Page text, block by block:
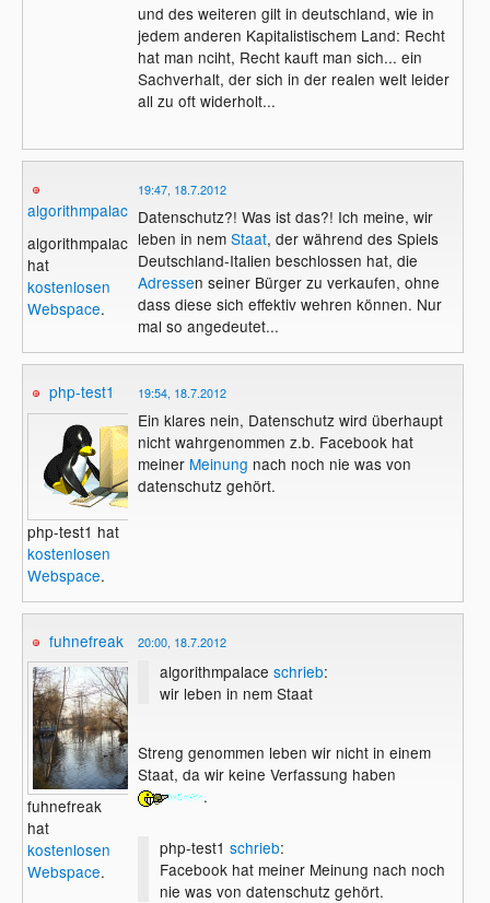
und des weiteren gilt in deutschland, wie in
jedem anderen Kapitalistischem Land: Recht
hat man nciht, Recht kauft man sich... ein
Sachverhalt, der sich in der realen welt leider
all zu oft widerholt...
algorithmpalace
algorithmpalace
hat
kostenlosen
Webspace.
19:47, 18.7.2012
Datenschutz?! Was ist das?! Ich meine, wir
leben in nem Staat, der während des Spiels
Deutschland-Italien beschlossen hat, die
Adressen seiner Bürger zu verkaufen, ohne
dass diese sich effektiv wehren können. Nur
mal so angedeutet...
php-test1
php-test1 hat
kostenlosen
Webspace.
19:54, 18.7.2012
Ein klares nein, Datenschutz wird überhaupt
nicht wahrgenommen z.b. Facebook hat
meiner Meinung nach noch nie was von
datenschutz gehört.
fuhnefreak
fuhnefreak
hat
kostenlosen
Webspace.
20:00, 18.7.2012
algorithmpalace schrieb:
wir leben in nem Staat
Streng genommen leben wir nicht in einem
Staat, da wir keine Verfassung haben
.
php-test1 schrieb:
Facebook hat meiner Meinung nach noch
nie was von datenschutz gehört.